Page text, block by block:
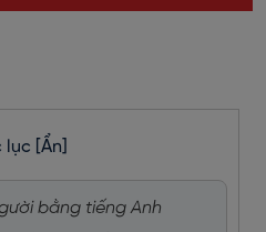
lục [Ẩn]
bằng tiếng Anh